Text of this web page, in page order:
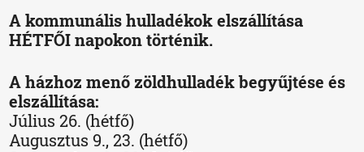
A kommunális hulladékok elszállítása
HÉTFŐI napokon történik.
A házhoz menő zöldhulladék begyűjtése és
elszállítása:
Július 26. (hétfő)
Augusztus 9., 23. (hétfő)